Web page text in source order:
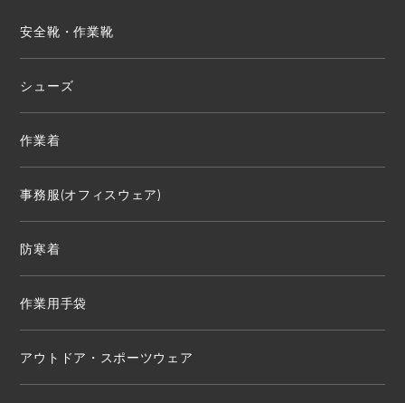
安全靴・作業靴
シューズ
作業着
事務服(オフィスウェア)
防寒着
作業用手袋
アウトドア・スポーツウェア